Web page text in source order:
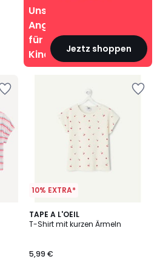
Unsere
Angebote
für
Kinder
Jeztz shoppen
10% EXTRA*
TAPE A L'OEIL
T-Shirt mit kurzen Ärmeln
5,99 €